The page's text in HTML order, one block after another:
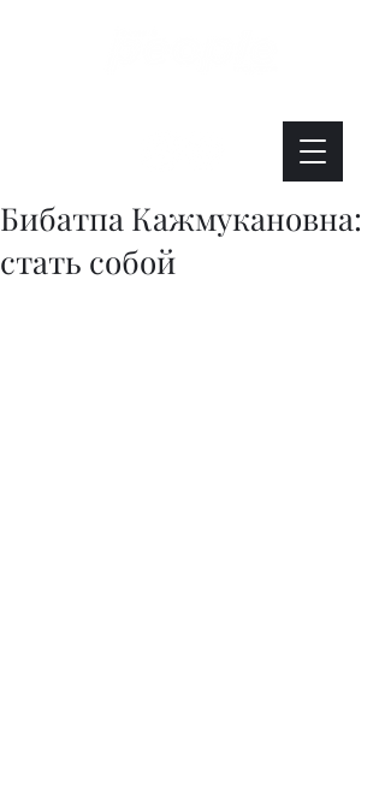
Бибатпа Кажмукановна:
стать собой